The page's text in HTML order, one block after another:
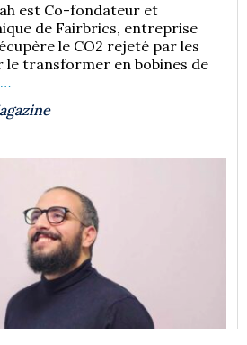
est Co-fondateur et
de Fairbrics, entreprise
le CO2 rejeté par les
le transformer en bobines de
…